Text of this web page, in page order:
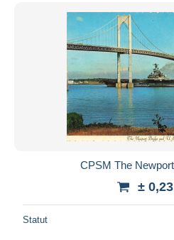
CPSM The
±
Statut